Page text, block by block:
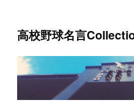
高校野球名言